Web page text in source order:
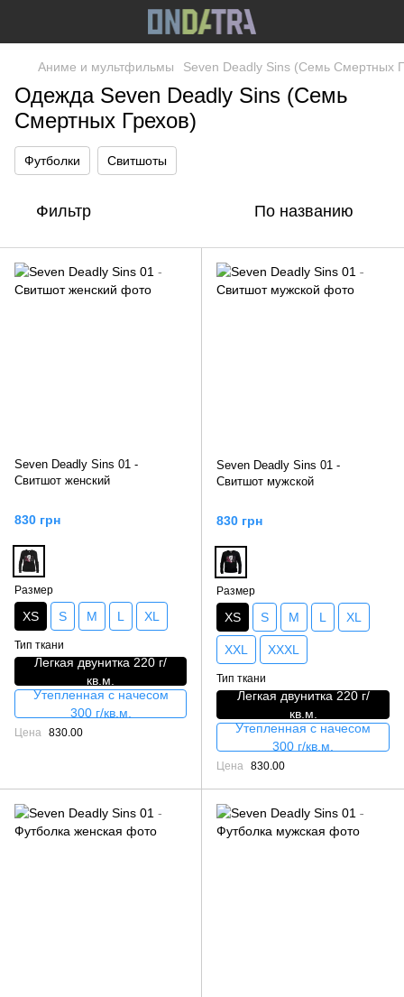
Аниме и мультфильмы Seven Deadly Sins (Семь Смертных
Одежда Seven Deadly Sins (Семь
Смертных Грехов)
Футболки Свитшоты
Фильтр По названию
Seven Deadly Sins 01 -
Свитшот женский
830 грн
Размер
XS S M L XL
Тип ткани
Легкая двунитка 220 г/
кв.м.
Утепленная с начесом
300 г/кв.м.
Цена 830.00
Seven Deadly Sins 01 -
Свитшот мужской
830 грн
Размер
XS S M L XL
XXL XXXL
Тип ткани
Легкая двунитка 220 г/
кв.м.
Утепленная с начесом
300 г/кв.м.
Цена 830.00